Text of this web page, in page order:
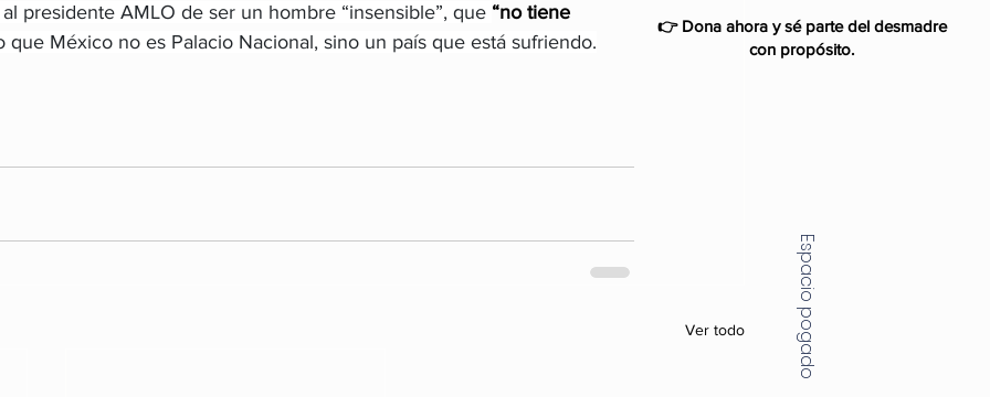
presidente AMLO de ser un hombre “insensible”, que “no tiene
que México no es Palacio Nacional, sino un país que está sufriendo.
Ver todo
👉 Dona ahora y sé parte del desmadre
con propósito.
Espacio pogado